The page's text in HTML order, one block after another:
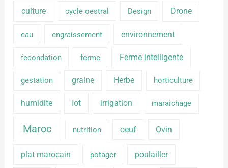
culture cycle oestral Design Drone
eau engraissement environnement
fecondation ferme Ferme intelligente
gestation graine Herbe horticulture
humidite Iot irrigation maraichage
Maroc nutrition oeuf Ovin
plat marocain potager poulailler